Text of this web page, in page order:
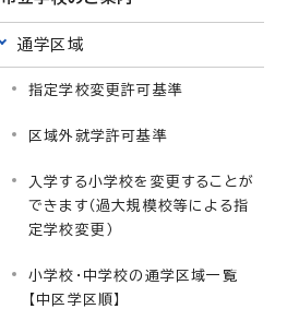
通学区域
指定学校変更許可基準
区域外就学許可基準
入学する小学校を変更することが
できます（過大規模校等による指
定学校変更）
小学校・中学校の通学区域一覧
【中区学区順】